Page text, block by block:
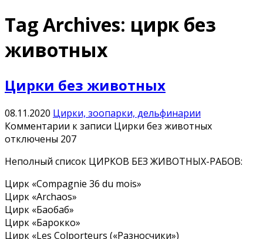
Tag Archives: цирк без
животных
Цирки без животных
08.11.2020 Цирки, зоопарки, дельфинарии
Комментарии к записи Цирки без животных
отключены 207
Неполный список ЦИРКОВ БЕЗ ЖИВОТНЫХ-РАБОВ:
Цирк «Compagnie 36 du mois»
Цирк «Archaos»
Цирк «Баобаб»
Цирк «Барокко»
Цирк «Les Colporteurs («Разносчики»)